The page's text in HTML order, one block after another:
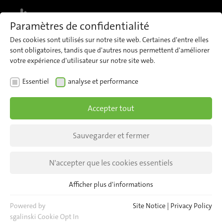
Vous souhaitez
découvrir le produit ?
Demandez une démonstration ici
L’ANALYSE VIDÉO ALIMENTÉE PAR L’IA
Analyse vidéo
basée sur l'IA
pour les
Paramètres de confidentialité
Des cookies sont utilisés sur notre site web. Certaines d'entre elles
sont obligatoires, tandis que d'autres nous permettent d'améliorer
votre expérience d'utilisateur sur notre site web.
Essentiel analyse et performance
Accepter tout
Sauvegarder et fermer
N'accepter que les cookies essentiels
Les cookies essentiels sont nécessaires pour les fonctions de
base du site web. Cela permet de garantir le bon
Afficher plus d'informations
Powered by
sgalinski Cookie Opt In
Site Notice | Privacy Policy